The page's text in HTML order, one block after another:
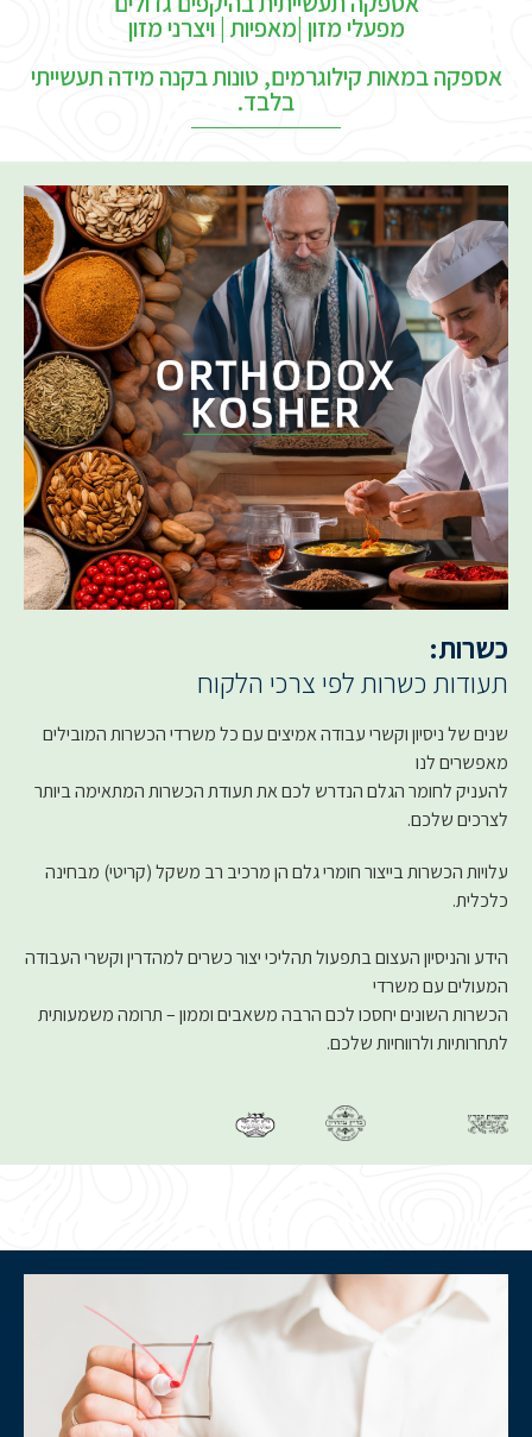
מפעלי מזון |מאפיות | ויצרני מזון
אספקה במאות קילוגרמים, טונות בקנה מידה תעשייתי
בלבד.
כשרות:
תעודות כשרות לפי צרכי הלקוח
שנים של ניסיון וקשרי עבודה אמיצים עם כל משרדי הכשרות המובילים
מאפשרים לנו
להעניק לחומר הגלם הנדרש לכם את תעודת הכשרות המתאימה ביותר
לצרכים שלכם.
עלויות הכשרות בייצור חומרי גלם הן מרכיב רב משקל (קריטי) מבחינה
כלכלית.
הידע והניסיון העצום בתפעול תהליכי יצור כשרים למהדרין וקשרי העבודה
המעולים עם משרדי
הכשרות השונים יחסכו לכם הרבה משאבים וממון – תרומה משמעותית
לתחרותיות ולרווחיות שלכם.